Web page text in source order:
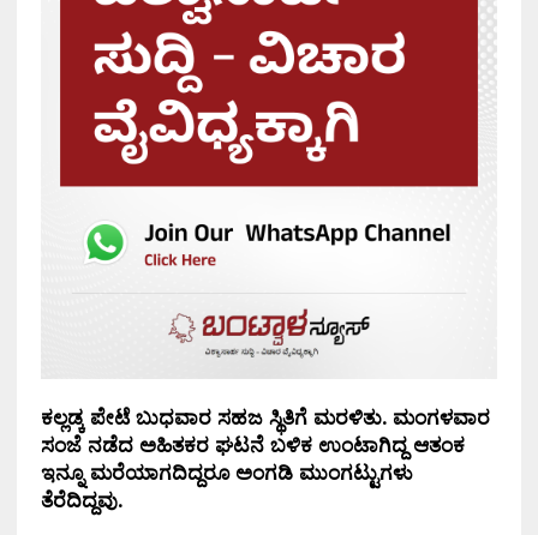
ಕಲ್ಲಡ್ಕ ಪೇಟೆ ಬುಧವಾರ ಸಹಜ ಸ್ಥಿತಿಗೆ ಮರಳಿತು. ಮಂಗಳವಾರ
ಸಂಜೆ ನಡೆದ ಅಹಿತಕರ ಘಟನೆ ಬಳಿಕ ಉಂಟಾಗಿದ್ದ ಆತಂಕ
ಇನ್ನೂ ಮರೆಯಾಗದಿದ್ದರೂ ಅಂಗಡಿ ಮುಂಗಟ್ಟುಗಳು
ತೆರೆದಿದ್ದವು.